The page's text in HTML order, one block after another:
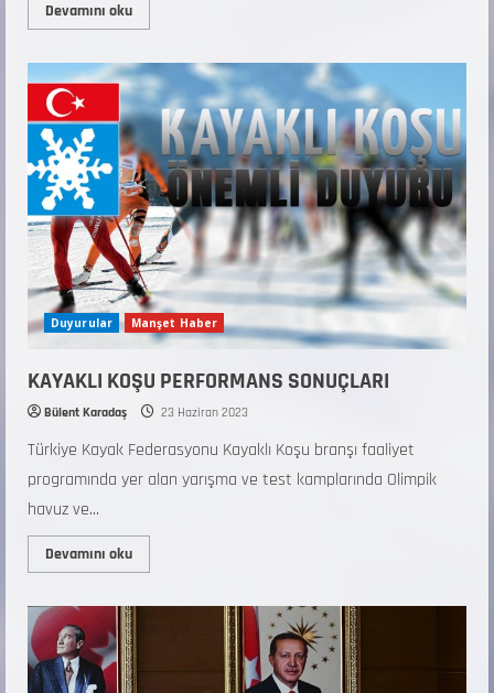
Devamını oku
Duyurular Manşet Haber
KAYAKLI KOŞU PERFORMANS SONUÇLARI
Bülent Karadaş 23 Haziran 2023
Türkiye Kayak Federasyonu Kayaklı Koşu branşı faaliyet
programında yer alan yarışma ve test kamplarında Olimpik
havuz ve...
Devamını oku